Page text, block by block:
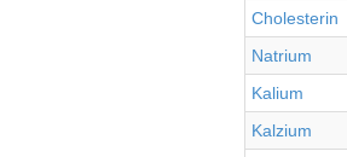
Cholesterin
Natrium
Kalium
Kalzium